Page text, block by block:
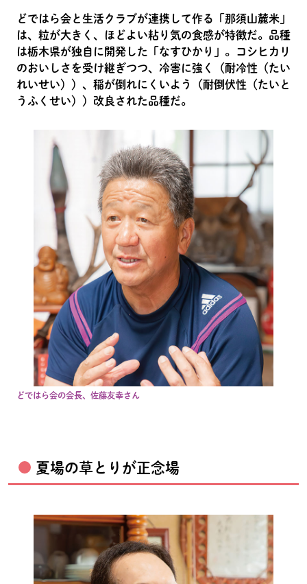
どではら会と生活クラブが連携して作る「那須山麓米」
は、粒が大きく、ほどよい粘り気の食感が特徴だ。品種
は栃木県が独自に開発した「なすひかり」。コシヒカリ
のおいしさを受け継ぎつつ、冷害に強く（耐冷性（たい
れいせい））、稲が倒れにくいよう（耐倒伏性（たいと
うふくせい））改良された品種だ。
どではら会の会長、佐藤友幸さん
夏場の草とりが正念場